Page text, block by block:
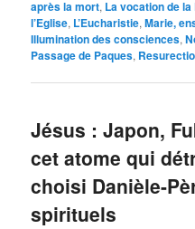
après la mort, La vocation de la
l’Eglise, L’Eucharistie,Marie,
Illumination des consciences,
Passage de Paques,
Jésus : Japon,
cet atome qui
choisi Danièle-
spirituels